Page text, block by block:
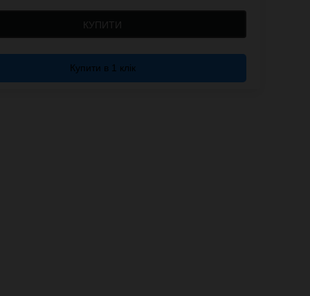
КУПИТИ
Купити в 1 клік